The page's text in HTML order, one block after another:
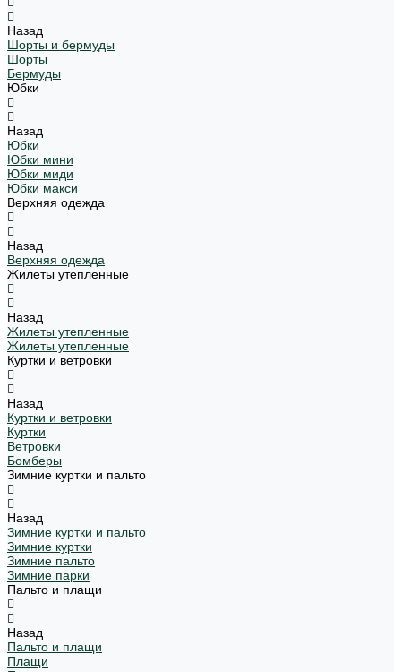
Назад
Шорты и бермуды
Шорты
Бермуды
Юбки
Назад
Юбки
Юбки мини
Юбки миди
Юбки макси
Верхняя одежда
Назад
Верхняя одежда
Жилеты утепленные
Назад
Жилеты утепленные
Жилеты утепленные
Куртки и ветровки
Назад
Куртки и ветровки
Куртки
Ветровки
Бомберы
Зимние куртки и пальто
Назад
Зимние куртки и пальто
Зимние куртки
Зимние пальто
Зимние парки
Пальто и плащи
Назад
Пальто и плащи
Плащи